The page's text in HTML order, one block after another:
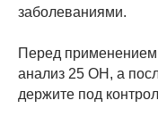
заболеваниями.
Перед применением
анализ 25 ОН, а
держите под